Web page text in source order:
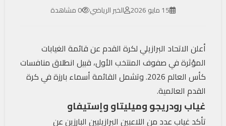
15 مايو 2026 الخبر الرياضي 0 مشاهدة
أعلن الاتحاد البرازيلي لكرة القدم عن قائمة الغيابات
المؤثرة في صفوف المنتخب الأول، قبيل انطلاق منافسات
كأس العالم 2026. وتشمل القائمة أسماء بارزة في كرة
القدم العالمية.
غياب رودريجو وميليتاو وإستيفاو
تأكد غياب عدد من اللاعبين البرازيليين البارزين عن